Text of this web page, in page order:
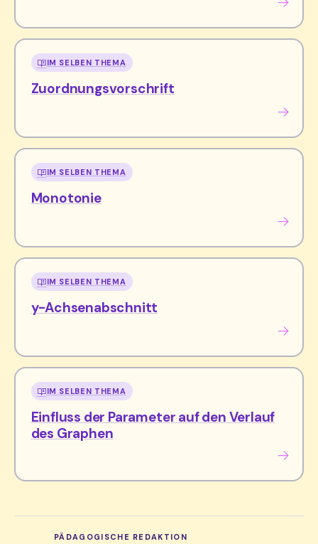
IM SELBEN THEMA
Zuordnungsvorschrift
IM SELBEN THEMA
Monotonie
IM SELBEN THEMA
y-Achsenabschnitt
IM SELBEN THEMA
Einfluss der Parameter auf den Verlauf
des Graphen
PÄDAGOGISCHE REDAKTION